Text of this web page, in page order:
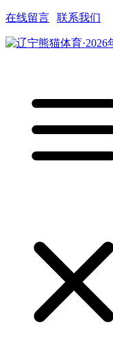
在线留言 联系我们